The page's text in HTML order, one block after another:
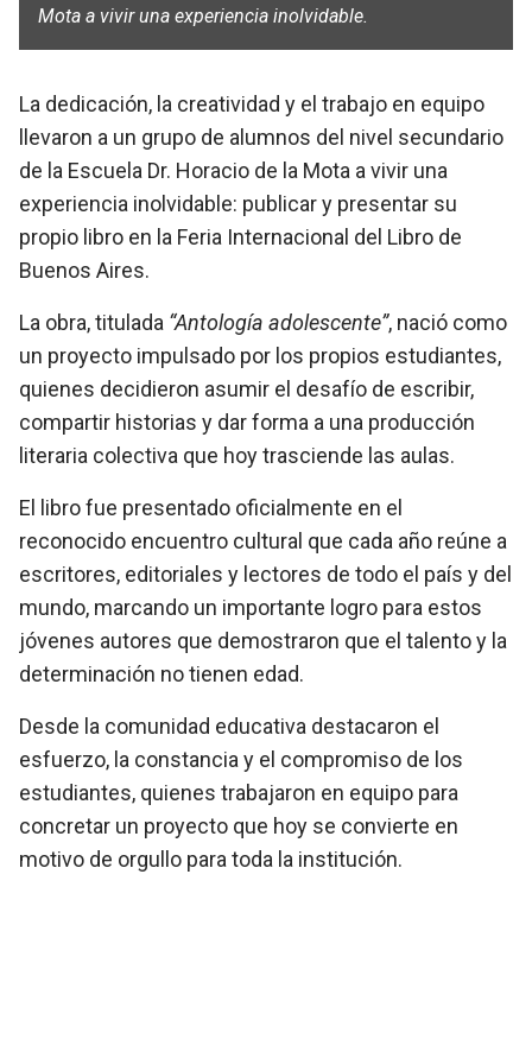
Mota a vivir una experiencia inolvidable.
La dedicación, la creatividad y el trabajo en equipo
llevaron a un grupo de alumnos del nivel secundario
de la Escuela Dr. Horacio de la Mota a vivir una
experiencia inolvidable: publicar y presentar su
propio libro en la Feria Internacional del Libro de
Buenos Aires.
La obra, titulada “Antología adolescente”, nació como
un proyecto impulsado por los propios estudiantes,
quienes decidieron asumir el desafío de escribir,
compartir historias y dar forma a una producción
literaria colectiva que hoy trasciende las aulas.
El libro fue presentado oficialmente en el
reconocido encuentro cultural que cada año reúne a
escritores, editoriales y lectores de todo el país y del
mundo, marcando un importante logro para estos
jóvenes autores que demostraron que el talento y la
determinación no tienen edad.
Desde la comunidad educativa destacaron el
esfuerzo, la constancia y el compromiso de los
estudiantes, quienes trabajaron en equipo para
concretar un proyecto que hoy se convierte en
motivo de orgullo para toda la institución.